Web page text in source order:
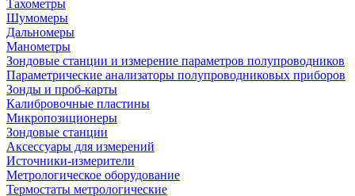
Тахометры
Шумомеры
Дальномеры
Манометры
Зондовые станции и измерение параметров полупроводников
Параметрические анализаторы полупроводниковых приборов
Зонды и проб-карты
Калибровочные пластины
Микропозиционеры
Зондовые станции
Аксессуары для измерений
Источники-измерители
Метрологическое оборудование
Термостаты метрологические